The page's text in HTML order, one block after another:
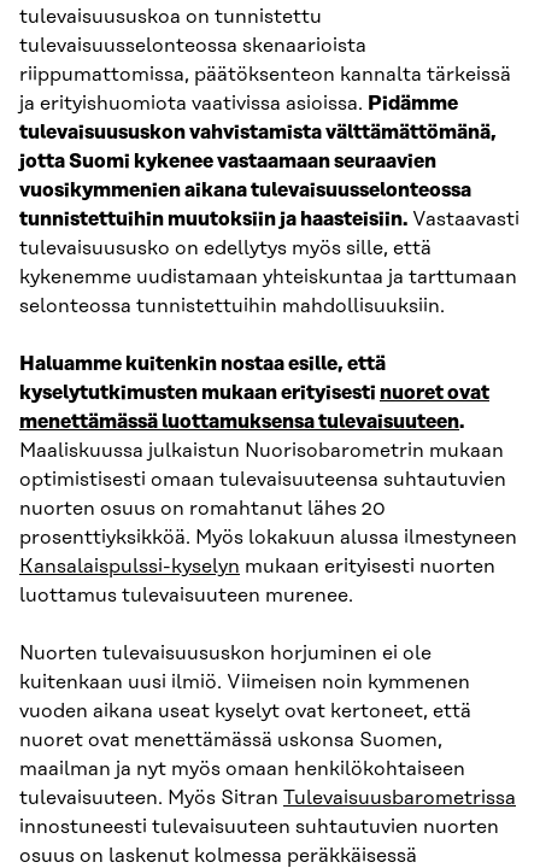
tulevaisuususkoa on tunnistettu
tulevaisuusselonteossa skenaarioista
riippumattomissa, päätöksenteon kannalta tärkeissä
ja erityishuomiota vaativissa asioissa. Pidämme
tulevaisuususkon vahvistamista välttämättömänä,
jotta Suomi kykenee vastaamaan seuraavien
vuosikymmenien aikana tulevaisuusselonteossa
tunnistettuihin muutoksiin ja haasteisiin. Vastaavasti
tulevaisuususko on edellytys myös sille, että
kykenemme uudistamaan yhteiskuntaa ja tarttumaan
selonteossa tunnistettuihin mahdollisuuksiin.
Haluamme kuitenkin nostaa esille, että
kyselytutkimusten mukaan erityisesti nuoret ovat
menettämässä luottamuksensa tulevaisuuteen.
Maaliskuussa julkaistun Nuorisobarometrin mukaan
optimistisesti omaan tulevaisuuteensa suhtautuvien
nuorten osuus on romahtanut lähes 20
prosenttiyksikköä. Myös lokakuun alussa ilmestyneen
Kansalaispulssi-kyselyn mukaan erityisesti nuorten
luottamus tulevaisuuteen murenee.
Nuorten tulevaisuususkon horjuminen ei ole
kuitenkaan uusi ilmiö. Viimeisen noin kymmenen
vuoden aikana useat kyselyt ovat kertoneet, että
nuoret ovat menettämässä uskonsa Suomen,
maailman ja nyt myös omaan henkilökohtaiseen
tulevaisuuteen. Myös Sitran Tulevaisuusbarometrissa
innostuneesti tulevaisuuteen suhtautuvien nuorten
osuus on laskenut kolmessa peräkkäisessä